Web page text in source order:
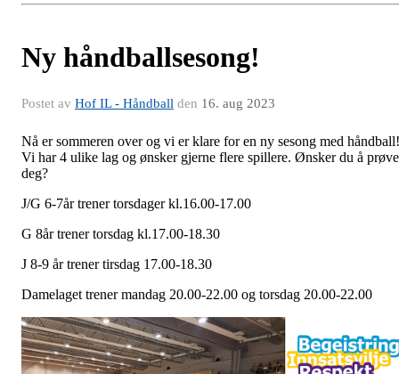
Ny håndballsesong!
Postet av Hof IL - Håndball den 16. aug 2023
Nå er sommeren over og vi er klare for en ny sesong med håndball!
Vi har 4 ulike lag og ønsker gjerne flere spillere. Ønsker du å prøve
deg?
J/G 6-7år trener torsdager kl.16.00-17.00
G 8år trener torsdag kl.17.00-18.30
J 8-9 år trener tirsdag 17.00-18.30
Damelaget trener mandag 20.00-22.00 og torsdag 20.00-22.00